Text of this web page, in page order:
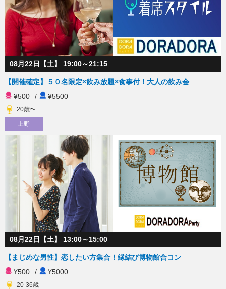
08月22日【土】 19:00～21:15
【開催確定】５０名限定×飲み放題×食事付！大人の飲み会
¥500
/ ¥5500
20歳〜
上野
08月22日【土】 13:00～15:00
【まじめな男性】恋したい方集合！縁結び博物館合コン
¥500
/ ¥5000
20-36歳